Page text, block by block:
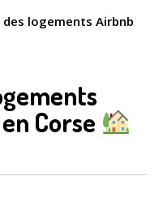
des logements Airbnb
Corse